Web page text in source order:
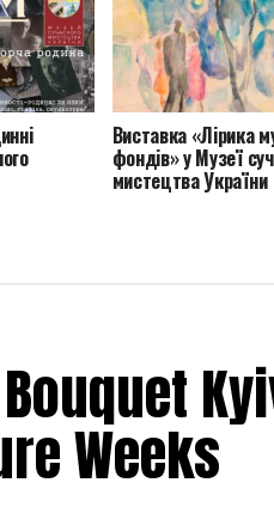
Виставка «Лірика
фондів» у Музеї
мистецтва України
Weeks